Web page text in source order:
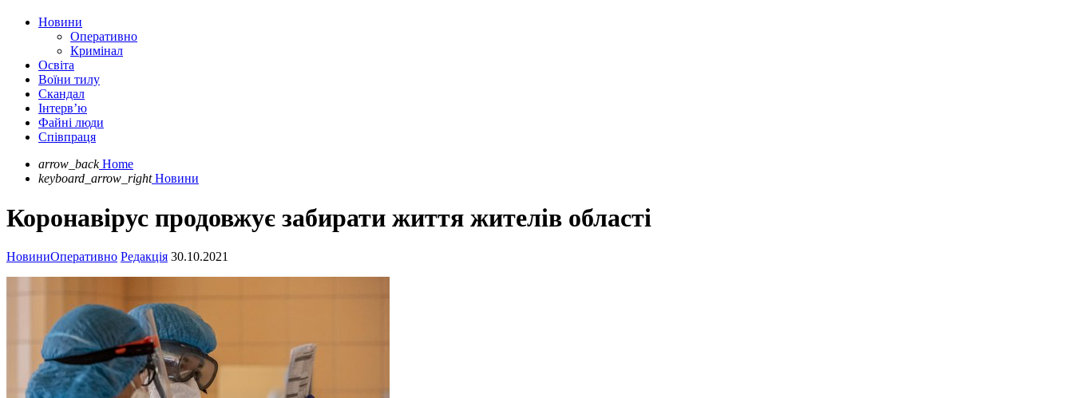
Новини
Оперативно
Кримінал
Освіта
Воїни тилу
Скандал
Інтерв’ю
Файні люди
Співпраця
arrow_back Home
keyboard_arrow_right Новини
Коронавірус продовжує забирати життя жителів області
НовиниОперативно Редакція 30.10.2021